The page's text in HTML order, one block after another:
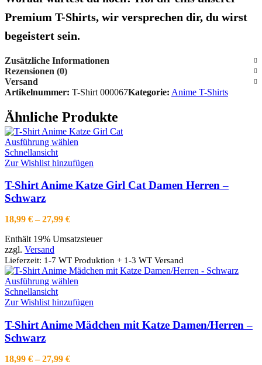
Premium T-Shirts, wir versprechen dir, du wirst
begeistert sein.
Zusätzliche Informationen
Rezensionen (0)
Versand
Artikelnummer: T-Shirt 000067Kategorie: Anime T-Shirts
Ähnliche Produkte
Ausführung wählen
weist
Varianten
auf
Produktseite
gewählt
werden
Schnellansicht
Zur Wishlist hinzufügen
T-Shirt Anime Katze Girl Cat Damen Herren –
Schwarz
18,99 € –27,99 €Preisspanne:
bis
Enthält 19% Umsatzsteuer
zzgl. Versand
Lieferzeit: 1-7 WT Produktion + 1-3 WT Versand
Ausführung wählen
weist
Varianten
auf.
Schnellansicht
Zur Wishlist hinzufügen
T-Shirt Anime Mädchen mit Katze Damen/Herren –
Schwarz
18,99 € –27,99 €Preisspanne: